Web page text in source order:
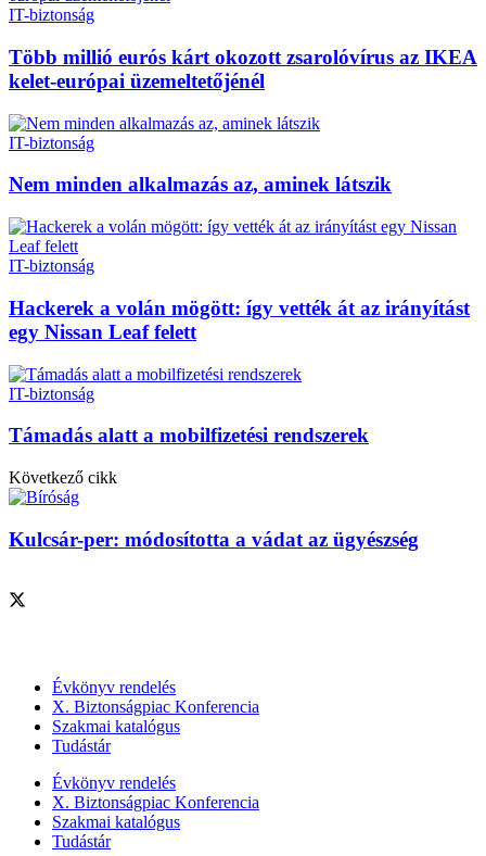
IT-biztonság
Több millió eurós kárt okozott zsarolóvírus az IKEA
kelet-európai üzemeltetőjénél
IT-biztonság
Nem minden alkalmazás az, aminek látszik
IT-biztonság
Hackerek a volán mögött: így vették át az irányítást
egy Nissan Leaf felett
IT-biztonság
Támadás alatt a mobilfizetési rendszerek
Következő cikk
Kulcsár-per: módosította a vádat az ügyészség
Évkönyv rendelés
X. Biztonságpiac Konferencia
Szakmai katalógus
Tudástár
Évkönyv rendelés
X. Biztonságpiac Konferencia
Szakmai katalógus
Tudástár